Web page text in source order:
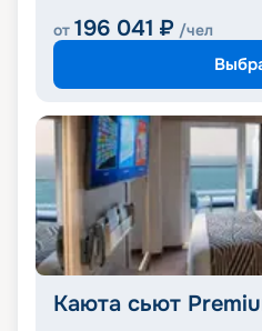
от 196 041 ₽ /чел
Каюта сьют